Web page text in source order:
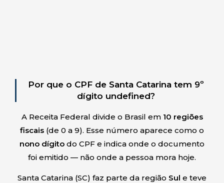
Por que o CPF de Santa Catarina tem 9º
dígito undefined?
A Receita Federal divide o Brasil em 10 regiões
fiscais (de 0 a 9). Esse número aparece como o
nono dígito do CPF e indica onde o documento
foi emitido — não onde a pessoa mora hoje.
Santa Catarina (SC) faz parte da região Sul e teve